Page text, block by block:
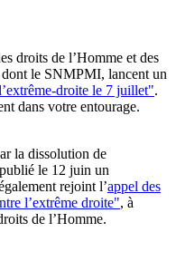
droits de l’Homme et des
dont le SNMPMI, lancent un
droite le 7 juillet".
dans votre entourage.
la dissolution de
le 12 juin un
rejoint l’appel des
l’extrême droite", à
de l’Homme.